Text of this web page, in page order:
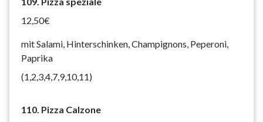
12,50€
mit Salami, Hinterschinken, Champignons, Peperoni,
Paprika
(1,2,3,4,7,9,10,11)
110. Pizza Calzone